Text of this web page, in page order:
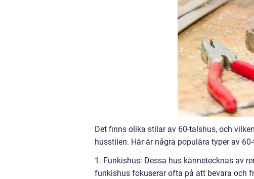
Det finns olika stilar av 60-talshus, och
husstilen. Här är några populära typer av
1. Funkishus: Dessa hus kännetecknas av
funkishus fokuserar ofta på att bevara och